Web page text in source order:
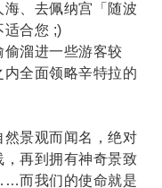
、去佩纳宫「随波
适合您 ;)
溜进一些游客较
全面领略辛特拉的
景观而闻名，绝对
再到拥有神奇景致
而我们的使命就是